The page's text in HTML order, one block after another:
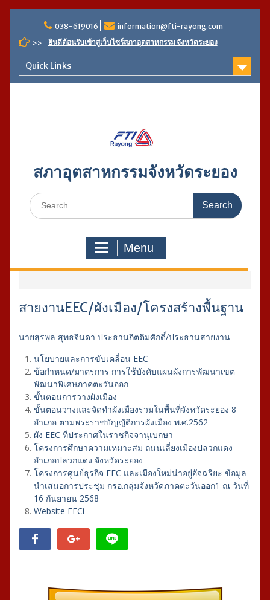
content
038-619016
information@fti-rayong.com
>>
ยินดีต้อนรับเข้าสู่เว็บไซร์สภาอุตสาหกรรม จังหวัดระยอง
Quick Links
สภาอุตสาหกรรมจังหวัดระยอง
Search
for:
Menu
สายงานEEC/ผังเมือง/โครงสร้างพื้นฐาน
นายสุรพล สุทธจินดา ประธานกิตติมศักดิ์/ประธานสายงาน
นโยบายและการขับเคลื่อน EEC
ข้อกำหนด/มาตรการ การใช้บังคับแผนผังการพัฒนาเขต
พัฒนาพิเศษภาคตะวันออก
ขั้นตอนการวางผังเมือง
ขั้นตอนวางและจัดทำผังเมืองรวมในพื้นที่จังหวัดระยอง 8
อำเภอ ตามพระราชบัญญัติการผังเมือง พ.ศ.2562
ผัง EEC ที่ประกาศในราชกิจจานุเบกษา
โครงการศึกษาความเหมาะสม ถนนเลี่ยงเมืองปลวกแดง
อำเภอปลวกแดง จังหวัดระยอง
โครงการศูนย์ธุรกิจ EEC และเมืองใหม่น่าอยู่อัจฉริยะ ข้อมูล
นำเสนอการประชุม กรอ.กลุ่มจังหวัดภาคตะวันออก1 ณ วันที่
16 กันยายน 2568
Website EECi